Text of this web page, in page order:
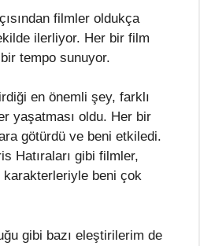
filmler oldukça
ilerliyor. Her bir film
tempo sunuyor.
en önemli şey, farklı
yaşatması oldu. Her bir
götürdü ve beni etkiledi.
Hatıraları gibi filmler,
beni çok
gibi bazı eleştirilerim de